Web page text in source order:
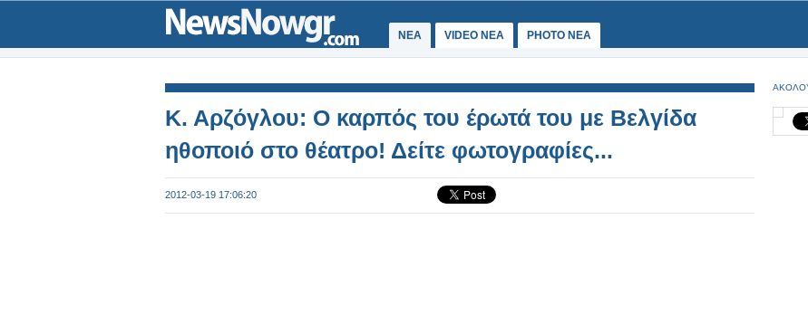
ΝΕΑ VIDEO NEA PHOTO NEA
K. Aρζόγλου: Ο καρπός του έρωτά του με Βελγίδα
ηθοποιό στο θέατρο! Δείτε φωτογραφίες...
2012-03-19 17:06:20